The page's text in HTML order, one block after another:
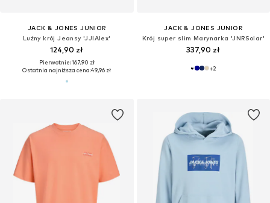
JACK & JONES JUNIOR
Lużny krój Jeansy 'JJIAlex'
124,90 zł
Pierwotnie: 167,90 zł
Ostatnia najniższa cena:49,96 zł
JACK & JONES JUNIOR
Krój super slim Marynarka 'JNRSolar'
337,90 zł
+2